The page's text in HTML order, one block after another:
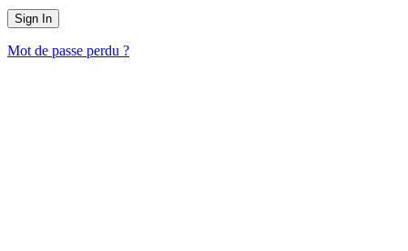
Mot de passe perdu ?